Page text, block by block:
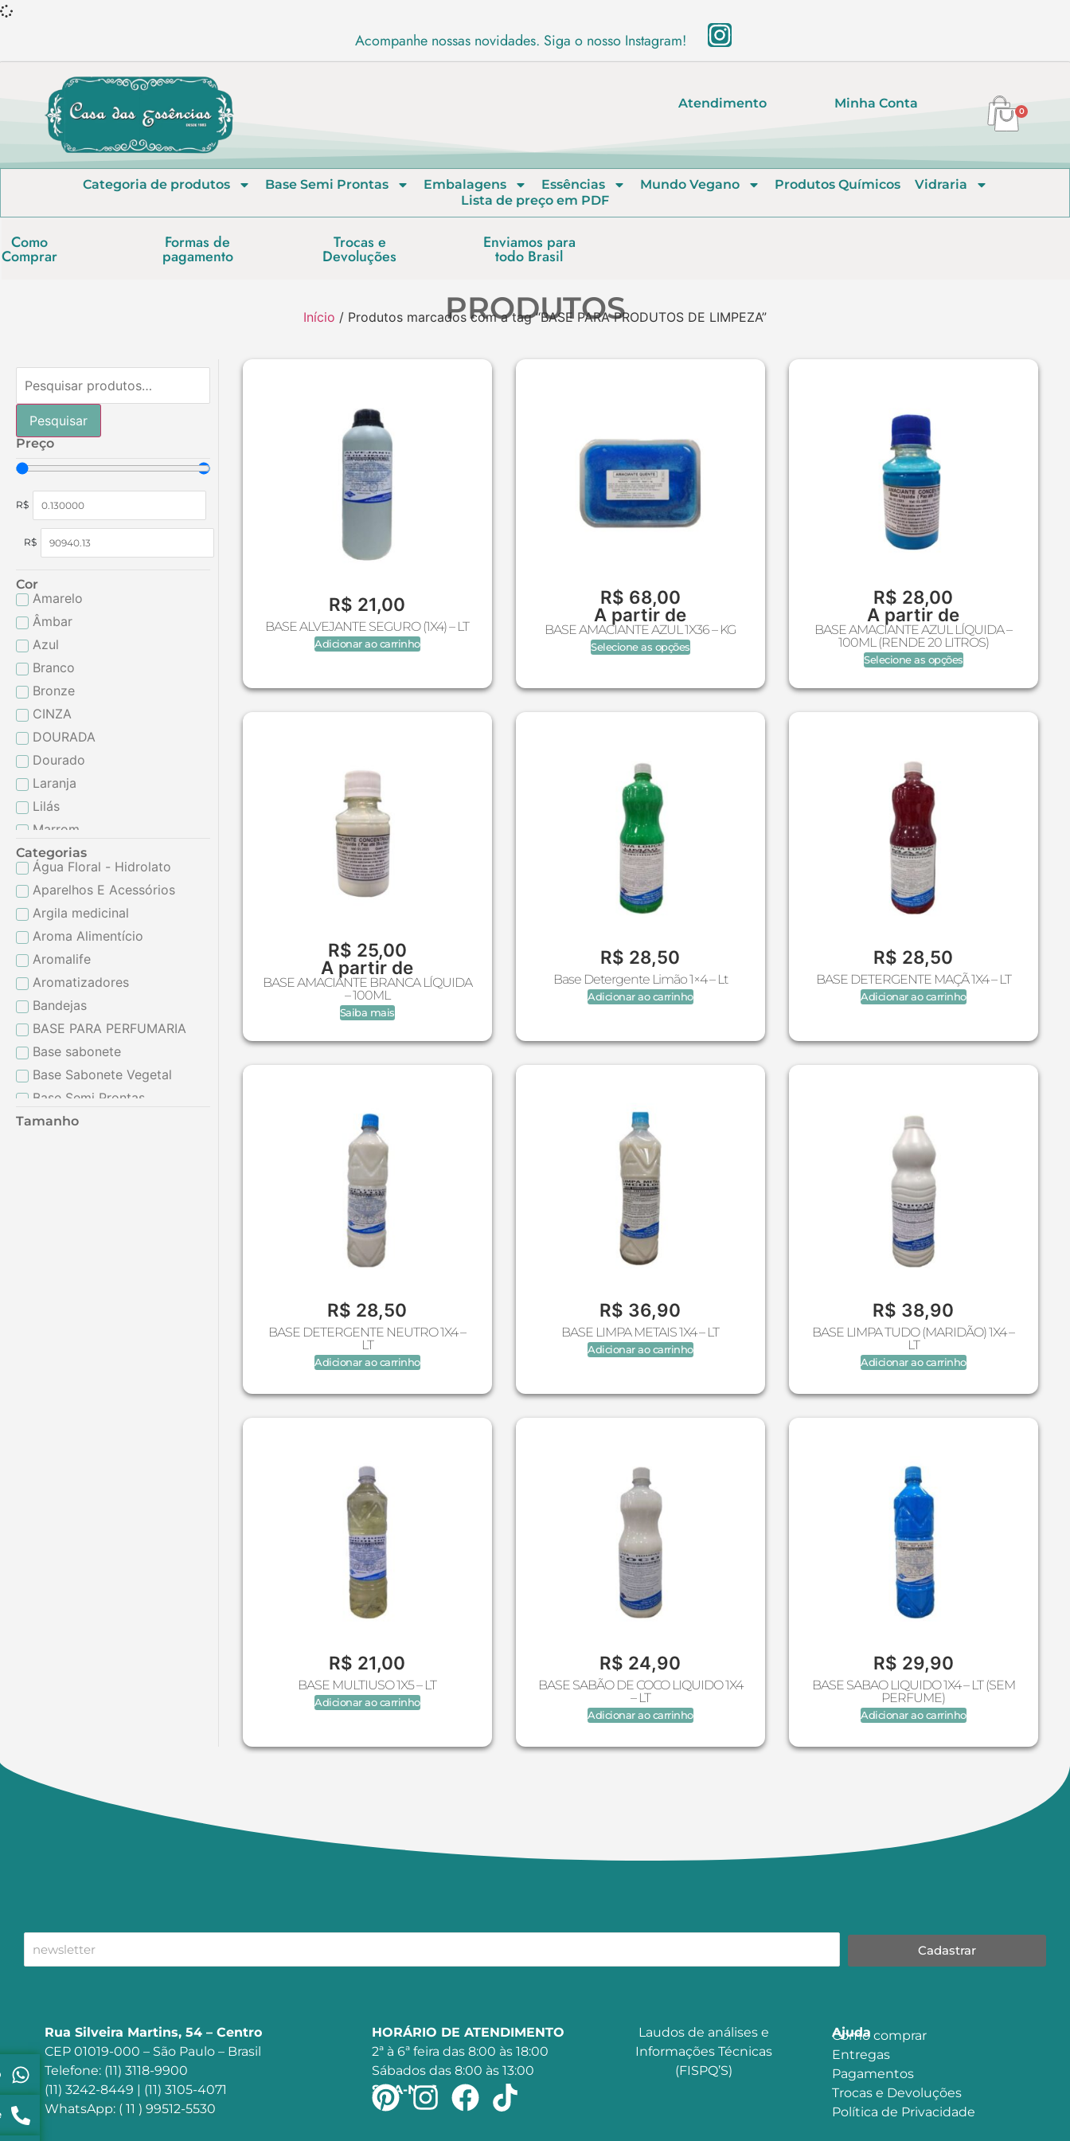
Acompanhe nossas novidades. Siga o nosso Instagram!
Atendimento Minha Conta
0
Categoria de produtos Base Semi Prontas Embalagens Essências Mundo Vegano Produtos Químicos
Vidraria
Lista de preço em PDF
Como
Comprar
Formas de
pagamento
Trocas e
Devoluções
Enviamos para
todo Brasil
PRODUTOS
Início / Produtos marcados com a tag “BASE PARA PRODUTOS DE LIMPEZA”
Pesquisar
Preço
R$
R$
Cor
Amarelo
Âmbar
Azul
Branco
Bronze
CINZA
DOURADA
Dourado
Laranja
Lilás
Marrom
Prata
PRETA
Preto
Rosa
Roxo
VALVULA OURO
Verde
Verde claro
Vermelho
Vinho
Categorias
Água Floral - Hidrolato
Aparelhos E Acessórios
Argila medicinal
Aroma Alimentício
Aromalife
Aromatizadores
Bandejas
BASE PARA PERFUMARIA
Base sabonete
Base Sabonete Vegetal
Base Semi Prontas
Bases para Cosméticos
Essência Linha A
Essência Linha Árabe
Extrato Glicerinado
Extrato Glicólico
Forma de Alumínio
Forma de Silicone
Formas
Formas E Moldes
Frasco Bisnaga
Tamanho
R$ 21,00
BASE ALVEJANTE SEGURO (1X4) – LT
Adicionar ao carrinho
A partir de
R$ 68,00
BASE AMACIANTE AZUL 1X36 – KG
Selecione as opções
A partir de
R$ 28,00
BASE AMACIANTE AZUL LÍQUIDA –
100ML (RENDE 20 LITROS)
Selecione as opções
A partir de
R$ 25,00
BASE AMACIANTE BRANCA LÍQUIDA
– 100ML
Saiba mais
R$ 28,50
Base Detergente Limão 1×4 – Lt
Adicionar ao carrinho
R$ 28,50
BASE DETERGENTE MAÇÃ 1X4 – LT
Adicionar ao carrinho
R$ 28,50
BASE DETERGENTE NEUTRO 1X4 –
LT
Adicionar ao carrinho
R$ 36,90
BASE LIMPA METAIS 1X4 – LT
Adicionar ao carrinho
R$ 38,90
BASE LIMPA TUDO (MARIDÃO) 1X4 –
LT
Adicionar ao carrinho
R$ 21,00
BASE MULTIUSO 1X5 – LT
Adicionar ao carrinho
R$ 24,90
BASE SABÃO DE COCO LIQUIDO 1X4
– LT
Adicionar ao carrinho
R$ 29,90
BASE SABAO LIQUIDO 1X4 – LT (SEM
PERFUME)
Adicionar ao carrinho
Cadastrar
Rua Silveira Martins, 54 – Centro
CEP 01019-000 – São Paulo – Brasil
Telefone: (11) 3118-9900
(11) 3242-8449 | (11) 3105-4071
WhatsApp: ( 11 ) 99512-5530
HORÁRIO DE ATENDIMENTO
2ª à 6ª feira das 8:00 às 18:00
Sábados das 8:00 às 13:00
SIGA-NOS
Laudos de análises e
Informações Técnicas
(FISPQ’S)
Ajuda
Como comprar
Entregas
Pagamentos
Trocas e Devoluções
Política de Privacidade